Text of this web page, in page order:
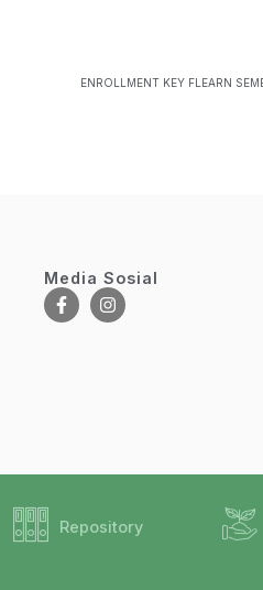
ENROLLMENT KEY FLEARN
Media Sosial
Repository